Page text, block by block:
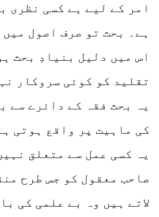
امر کے لیے ہے کسی نظری
ہے۔ بحث تو صرف اصول
اس میں دلیل بنیادِ بحث
تقلید کو کوئی سروکار
یہ بحث فقہ کے دائرے سے
کی ماہیت پر واقع ہوتی
یہ کسی عمل سے متعلق
صاحب معقول کو جس طرح
لاتے ہیں وہ بے علمی کی